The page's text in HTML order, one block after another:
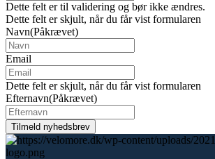
Dette felt er til validering og bør ikke ændres.
Dette felt er skjult, når du får vist formularen
Navn(Påkrævet)
Email
Dette felt er skjult, når du får vist formularen
Efternavn(Påkrævet)